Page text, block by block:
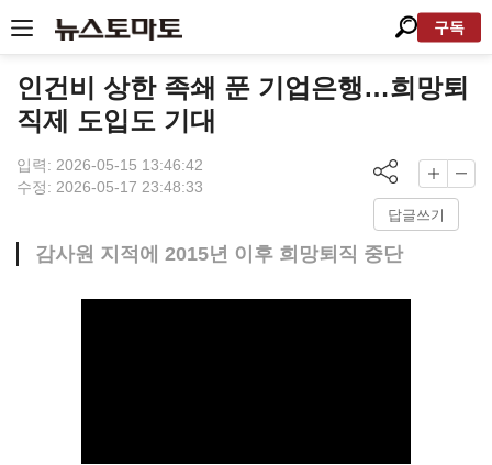
구독
인건비 상한 족쇄 푼 기업은행…희망퇴
직제 도입도 기대
입력: 2026-05-15 13:46:42
수정: 2026-05-17 23:48:33
답글쓰기
감사원 지적에 2015년 이후 희망퇴직 중단